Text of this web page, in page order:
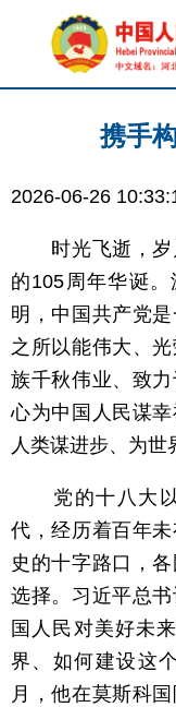
携手
2026-06-26
时光飞逝，岁
的105周年华诞
明，中国共产党
之所以能伟大、
族千秋伟业、致
心为中国人民谋
人类谋进步、为世
党的十八大以
代，经历着百年
史的十字路口，
选择。习近平总
国人民对美好未
界、如何建设这
月，他在莫斯科